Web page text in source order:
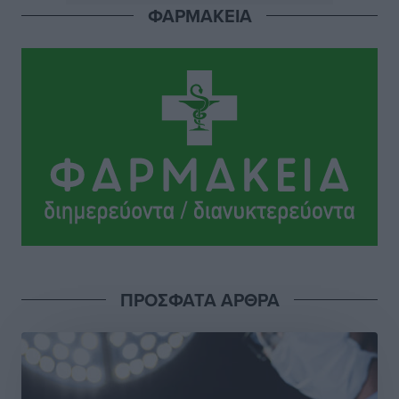
Αθλητικά• πριν 15 ώρες
Ηρακλής Μαριτσών: “Πρώτη” με δύο ακόμα
παρόντες, πάει κανονικά στον Σωτήρα
Ανατροπές στη Δημοτική Επιτροπή Ρόδου μετά την
ανεξαρτητοποίηση του Μιχαήλ Κορδίνα
Σουηδός του!
Χατζηβασιλείου: Προτεραιότητα της ΕΕ η προστασία
ΦΑΡΜΑΚΕΙΑ
ΠΡΟΣΦΑΤΑ ΑΡΘΡΑ